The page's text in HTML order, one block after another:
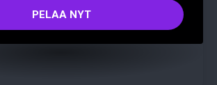
PELAA NYT